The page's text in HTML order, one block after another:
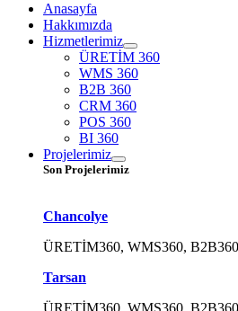
Anasayfa
Hakkımızda
Hizmetlerimiz
ÜRETİM 360
WMS 360
B2B 360
CRM 360
POS 360
BI 360
Projelerimiz
Son Projelerimiz
Chancolye
ÜRETİM360, WMS360, B2B360
Tarsan
ÜRETİM360, WMS360, B2B360